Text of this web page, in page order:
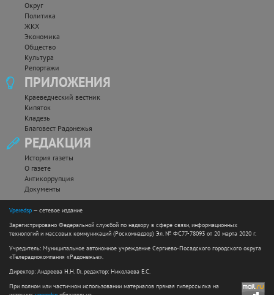
Округ
Политика
ЖКХ
Экономика
Общество
Культура
Репортажи
ПРИЛОЖЕНИЯ
Краеведческий вестник
Кипяток
Кладезь
Благовест Радонежья
РЕДАКЦИЯ
История газеты
О газете
Антикоррупция
Документы
Vperedsp — сетевое издание
Зарегистрировано Федеральной службой по надзору в сфере связи, информационных
технологий и массовых коммуникаций (Роскомнадзор) Эл. № ФС77-78093 от 20 марта 2020 г.
Учредитель: Муниципальное автономное учреждение Сергиево-Посадского городского округа
«Телерадиокомпания «Радонежье».
Директор: Андреева Н.Н. Гл. редактор: Николаева Е.С.
При полном или частичном использовании материалов прямая гиперссылка на